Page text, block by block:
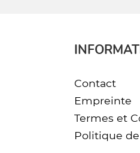
Contact
Empreinte
Termes et
Politique